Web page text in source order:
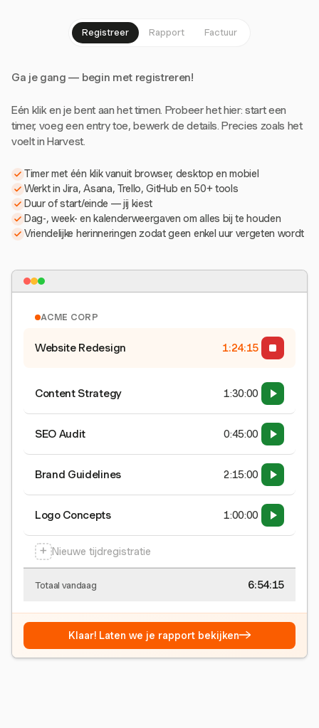
Registreer Rapport Factuur
Ga je gang — begin met registreren!
Eén klik en je bent aan het timen. Probeer het hier: start een
timer, voeg een entry toe, bewerk de details. Precies zoals het
voelt in Harvest.
Timer met één klik vanuit browser, desktop en mobiel
Werkt in Jira, Asana, Trello, GitHub en 50+ tools
Duur of start/einde — jij kiest
Dag-, week- en kalenderweergaven om alles bij te houden
Vriendelijke herinneringen zodat geen enkel uur vergeten wordt
ACME CORP
Website Redesign 1:24:15
Content Strategy 1:30:00
SEO Audit 0:45:00
Brand Guidelines 2:15:00
Logo Concepts 1:00:00
+ Nieuwe tijdregistratie
Totaal vandaag 6:54:15
Klaar! Laten we je rapport bekijken→